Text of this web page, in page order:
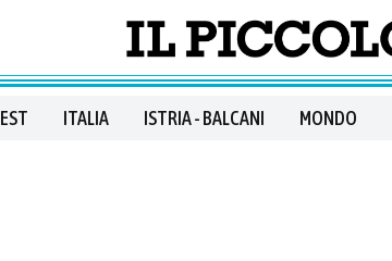
ITALIA ISTRIA - BALCANI MONDO